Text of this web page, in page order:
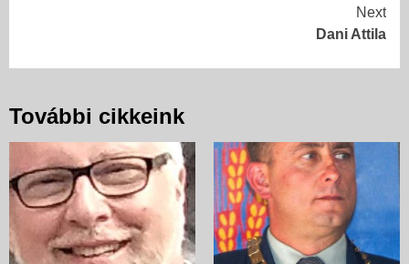
Next
Dani Attila
További cikkeink